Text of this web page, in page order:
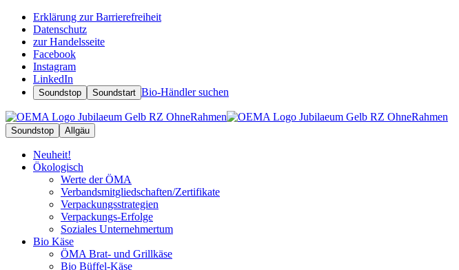
Erklärung zur Barrierefreiheit
Datenschutz
zur Handelsseite
Facebook
Instagram
LinkedIn
Soundstop Soundstart Bio-Händler suchen
Soundstop Allgäu
Neuheit!
Ökologisch
Werte der ÖMA
Verbandsmitgliedschaften/Zertifikate
Verpackungsstrategien
Verpackungs-Erfolge
Soziales Unternehmertum
Bio Käse
ÖMA Brat- und Grillkäse
Bio Büffel-Käse